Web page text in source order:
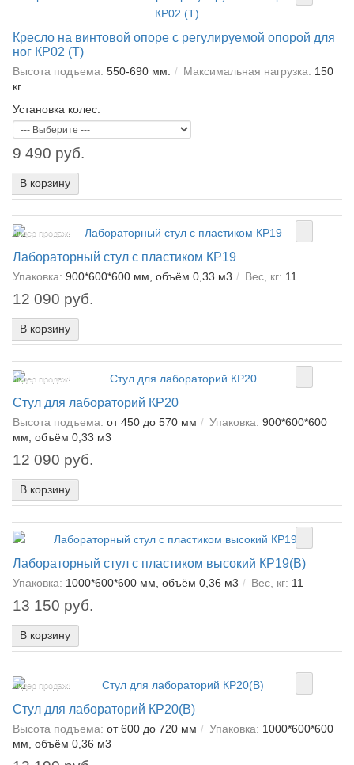
Кресло на винтовой опоре с регулируемой опорой для
ног КР02 (Т)
Высота подъема: 550-690 мм. Максимальная нагрузка: 150
кг
Установка колес:
9 490 руб.
В корзину
Лидер продаж!
Лабораторный стул с пластиком КР19
Упаковка: 900*600*600 мм, объём 0,33 м3 Вес, кг: 11
12 090 руб.
В корзину
Лидер продаж!
Стул для лабораторий КР20
Высота подъема: от 450 до 570 мм Упаковка: 900*600*600
мм, объём 0,33 м3
12 090 руб.
В корзину
Лабораторный стул с пластиком высокий КР19(В)
Упаковка: 1000*600*600 мм, объём 0,36 м3 Вес, кг: 11
13 150 руб.
В корзину
Лидер продаж!
Стул для лабораторий КР20(В)
Высота подъема: от 600 до 720 мм Упаковка: 1000*600*600
мм, объём 0,36 м3